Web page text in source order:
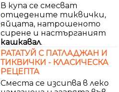
В купа се смесват
отцедените тиквички,
яйцата, натрошеното
сирене и настърганият
кашкавал.
РАТАТУЙ С ПАТЛАДЖАН И
ТИКВИЧКИ - КЛАСИЧЕСКА
РЕЦЕПТА
Сместа се изсипва в леко